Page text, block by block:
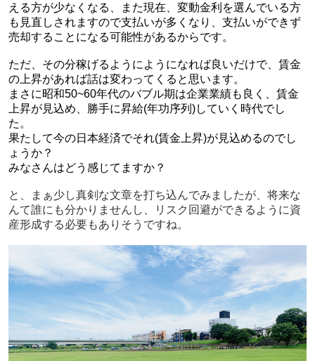
える方が少なくなる、また現在、変動金利を選んでいる方
も見直しされますので支払いが多くなり、支払いができず
売却することになる可能性があるからです。
ただ、その分稼げるようにようになれば良いだけで、賃金
の上昇があれば話は変わってくると思います。
まさに昭和50~60年代のバブル期は企業業績も良く、賃金
上昇が見込め、勝手に昇給(年功序列)していく時代でし
た。
果たして今の日本経済でそれ(賃金上昇)が見込めるのでし
ょうか？
みなさんはどう感じてますか？
と、まぁ少し真剣な文章を打ち込んでみましたが、将来な
んて誰にも分かりませんし、リスク回避ができるように資
産形成する必要もありそうですね。